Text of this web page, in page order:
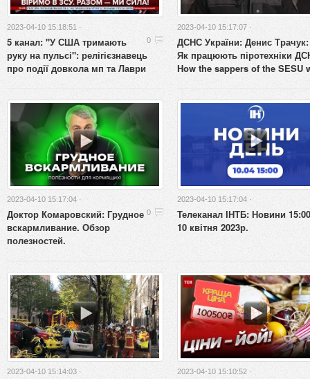
2023-04-10 15:18:51 ·
0
5 канал: "У США тримають
руку на пульсі": релігієзнавець
про події довкола мп та Лаври
2023-04-10 15:17:07 ·
ДСНС України: Денис Трачук:
Як працюють піротехніки
How the sappers of the SESU
2023-04-10 15:17:04 ·
0
Доктор Комаровский: Грудное
вскармливание. Обзор
полезностей.
2023-04-10 15:17:04 ·
Телеканал ІНТБ: Новини
10 квітня 2023р.
2023-04-10 15:14:03 ·
2023-04-10 15:10:52 ·